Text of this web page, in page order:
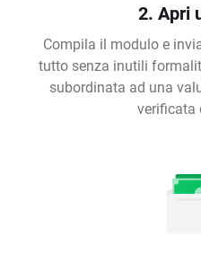
2. Apri
Compila il modulo e
tutto senza inutili
subordinata ad una
verificata